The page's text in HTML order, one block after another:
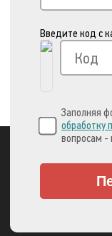
Введите код с
Заполняя
обработку
вопросам